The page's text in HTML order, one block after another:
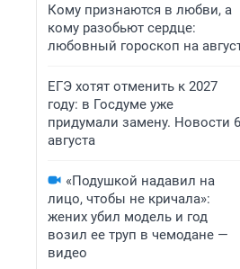
Кому признаются в любви, а
кому разобьют сердце:
любовный гороскоп на
ЕГЭ хотят отменить к 2027
году: в Госдуме уже
придумали замену. Новости 6
августа
«Подушкой надавил на
лицо, чтобы не кричала»:
жених убил модель и год
возил ее труп в чемодане —
видео